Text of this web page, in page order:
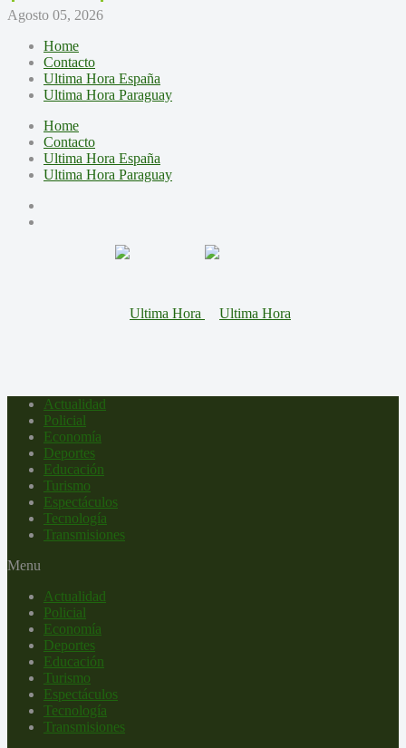
Agosto 05, 2026
Home
Contacto
Ultima Hora España
Ultima Hora Paraguay
Home
Contacto
Ultima Hora España
Ultima Hora Paraguay
Actualidad
Policial
Economía
Deportes
Educación
Turismo
Espectáculos
Tecnología
Transmisiones
Menu
Actualidad
Policial
Economía
Deportes
Educación
Turismo
Espectáculos
Tecnología
Transmisiones